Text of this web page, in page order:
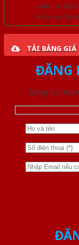
Giảm trực tiếp
Nhiều ưu đãi
TẢI BẢNG GIÁ
ĐĂNG
Đăng ký